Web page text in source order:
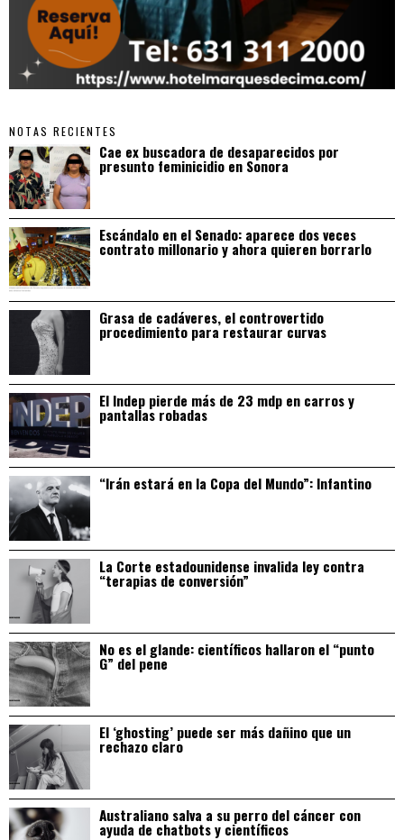
NOTAS RECIENTES
Cae ex buscadora de desaparecidos por
presunto feminicidio en Sonora
Escándalo en el Senado: aparece dos veces
contrato millonario y ahora quieren borrarlo
Grasa de cadáveres, el controvertido
procedimiento para restaurar curvas
El Indep pierde más de 23 mdp en carros y
pantallas robadas
“Irán estará en la Copa del Mundo”: Infantino
La Corte estadounidense invalida ley contra
“terapias de conversión”
No es el glande: científicos hallaron el “punto
G” del pene
El ‘ghosting’ puede ser más dañino que un
rechazo claro
Australiano salva a su perro del cáncer con
ayuda de chatbots y científicos